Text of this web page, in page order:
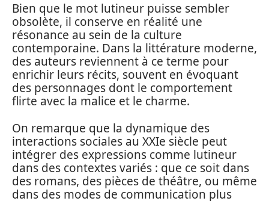
Bien que le mot lutineur puisse sembler
obsolète, il conserve en réalité une
résonance au sein de la culture
contemporaine. Dans la littérature moderne,
des auteurs reviennent à ce terme pour
enrichir leurs récits, souvent en évoquant
des personnages dont le comportement
flirte avec la malice et le charme.
On remarque que la dynamique des
interactions sociales au XXIe siècle peut
intégrer des expressions comme lutineur
dans des contextes variés : que ce soit dans
des romans, des pièces de théâtre, ou même
dans des modes de communication plus